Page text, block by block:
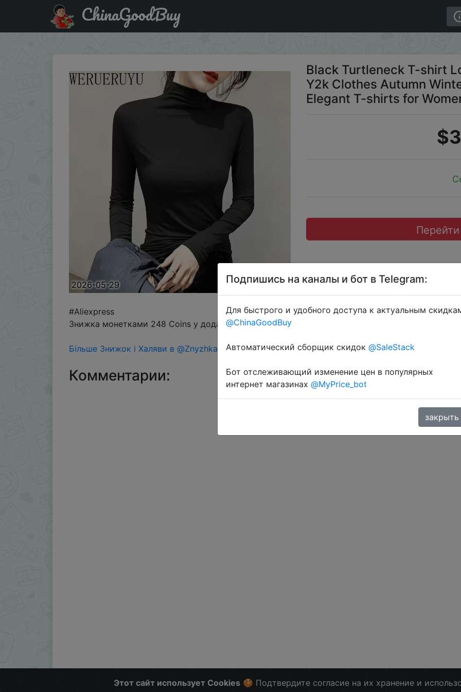
Купить по скидке: Black Turtleneck T-shirt Long Sleeve Tops Women Y2k Clothes Autumn Winter Korean Fashion
ChinaGoodBuy
2026-05-29
Black Turtleneck T-shirt
Y2k Clothes Autumn
Elegant T-shirts for
#Aliexpress
Знижка монетками 248 Coins у додатку через розділ монет.
Більше Знижок і Халяви в @ZnyzhkaUA
Комментарии:
Этот сайт использует Cookies🍪 Подтвердите согласие на их хранение и
Подпишись на каналы и бот в Telegram:
Для быстрого и удобного доступа к актуальным
@ChinaGoodBuy
Автоматический сборщик скидок @SaleStack
Бот отслеживающий изменение цен в популярных
интернет магазинах @MyPrice_bot
закрыть